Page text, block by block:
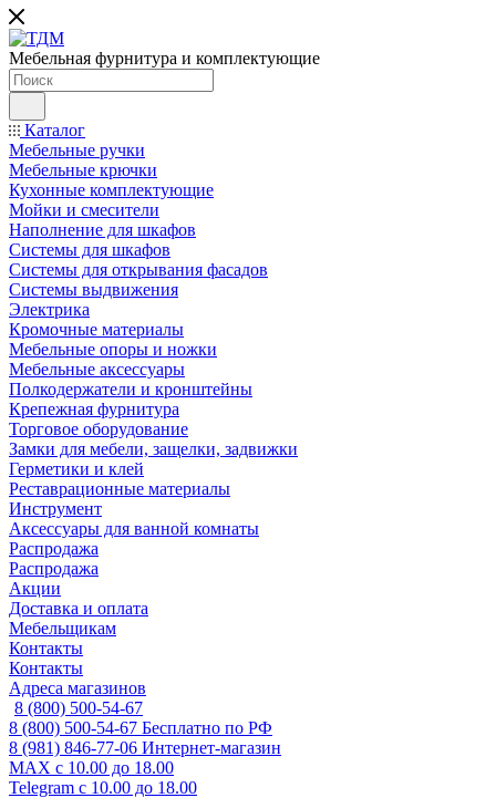
Мебельная фурнитура и комплектующие
Каталог
Мебельные ручки
Мебельные крючки
Кухонные комплектующие
Мойки и смесители
Наполнение для шкафов
Cистемы для шкафов
Системы для открывания фасадов
Системы выдвижения
Электрика
Кромочные материалы
Мебельные опоры и ножки
Мебельные аксессуары
Полкодержатели и кронштейны
Крепежная фурнитура
Торговое оборудование
Замки для мебели, защелки, задвижки
Герметики и клей
Реставрационные материалы
Инструмент
Аксессуары для ванной комнаты
Распродажа
Распродажа
Акции
Доставка и оплата
Мебельщикам
Контакты
Контакты
Адреса магазинов
8 (800) 500-54-67
8 (800) 500-54-67 Бесплатно по РФ
8 (981) 846-77-06 Интернет-магазин
MAX с 10.00 до 18.00
Telegram с 10.00 до 18.00